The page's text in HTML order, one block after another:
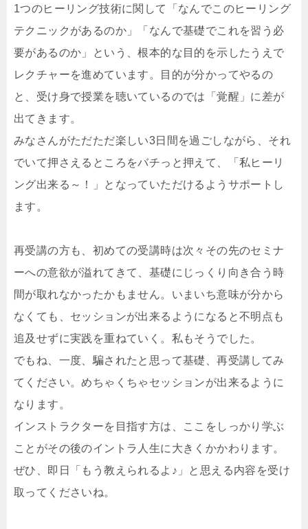
1つのヒーリング技術に関して「なんでこのヒーリング
テクニックがあるのか」「なんで基礎でこれを習う必
要があるのか」という、根本的な目的を示したうえで
レクチャーを進めています。目的が分かってやるの
と、受け身で授業を聴いているのでは「覚醒」に差が
出てきます。
みなさんがただただ楽しい3日間を過ごしながら、それ
でいて押さえるところをバチっと押えて、「私ヒーリ
ング出来る～！」となっていただけるようサポートし
ます。
再受講の方も、初めての受講時は次々その先のセミナ
ーへの意欲が溢れてきて、基礎にじっくり向き合う時
間が取れなかったかもません。いまいち意味が分から
なくても、セッションが出来るようになると不明点も
追及せずに実践を重ねていく。私もそうでした。
でもね、一度、騙されたと思って基礎、再受講してみ
てください。めちゃくちゃセッションが出来るように
なります。
インストラクターを目指す方は、ここをしっかり学ぶ
ことがその後のイントラ人生に大きくかかわります。
ぜひ、即日「もう教えられるよ♪」と思える内容を受け
取ってくださいね。